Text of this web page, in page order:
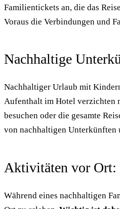
Familientickets an, die das
Voraus die Verbindungen und
Nachhaltige
Nachhaltiger Urlaub mit
Aufenthalt im Hotel verzichten
besuchen oder die gesamte
von nachhaltigen Unterkünften
Aktivitäten vor Ort:
Während eines nachhaltigen